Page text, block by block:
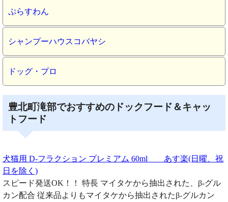
ぷらすわん
シャンプーハウスコバヤシ
ドッグ・プロ
豊北町滝部でおすすめのドックフード＆キャッ
トフード
犬猫用 D-フラクション プレミアム 60ml あす楽(日曜、祝
日を除く)
スピード発送OK！！ 特長 マイタケから抽出された、β-グル
カン配合 従来品よりもマイタケから抽出されたβ-グルカン